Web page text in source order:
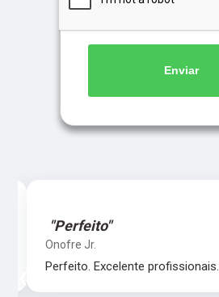
Enviar
"Perfeito"
Onofre Jr.
Perfeito. Excelente profissionais.
‹